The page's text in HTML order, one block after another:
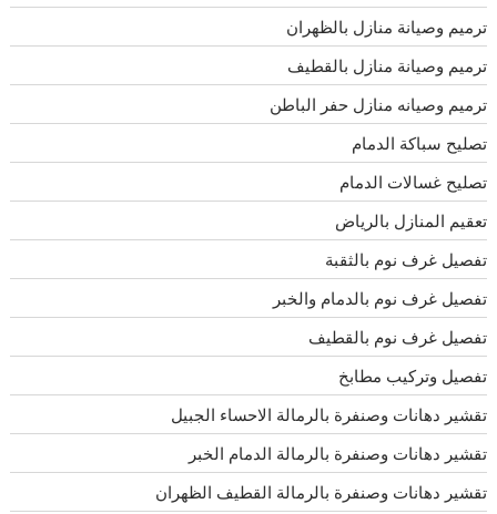
ترميم وصيانة منازل بالظهران
ترميم وصيانة منازل بالقطيف
ترميم وصيانه منازل حفر الباطن
تصليح سباكة الدمام
تصليح غسالات الدمام
تعقيم المنازل بالرياض
تفصيل غرف نوم بالثقبة
تفصيل غرف نوم بالدمام والخبر
تفصيل غرف نوم بالقطيف
تفصيل وتركيب مطابخ
تقشير دهانات وصنفرة بالرمالة الاحساء الجبيل
تقشير دهانات وصنفرة بالرمالة الدمام الخبر
تقشير دهانات وصنفرة بالرمالة القطيف الظهران